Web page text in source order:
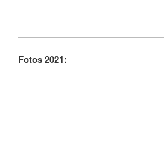
Fotos 2021: